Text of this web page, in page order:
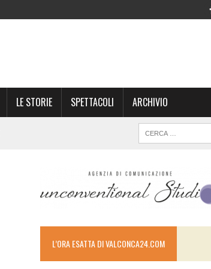
LE STORIE SPETTACOLI ARCHIVIO
L’ORA ESATTA DI VALCONCA24.COM